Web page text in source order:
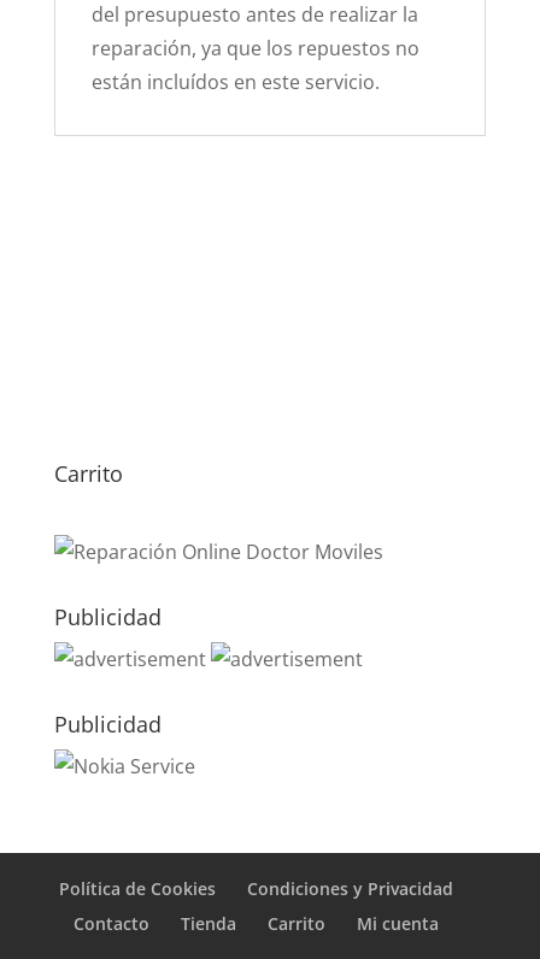
del presupuesto antes de realizar la
reparación, ya que los repuestos no
están incluídos en este servicio.
Carrito
Publicidad
Publicidad
Política de Cookies
Condiciones y Privacidad
Contacto
Tienda Carrito Mi cuenta